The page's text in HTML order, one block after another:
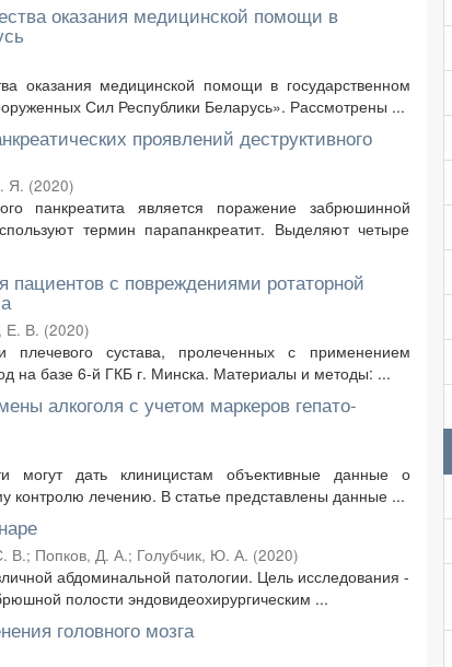
оказания медицинской помощи в
оказания медицинской помощи в государственном
Сил Республики Беларусь». Рассмотрены ...
проявлений деструктивного
Я. (2020)
панкреатита является поражение забрюшинной
термин парапанкреатит. Выделяют четыре
пациентов с повреждениями ротаторной
Е. В. (2020)
плечевого сустава, пролеченных с применением
на базе 6-й ГКБ г. Минска. Материалы и методы: ...
алкоголя с учетом маркеров гепато-
могут дать клиницистам объективные данные о
контролю лечению. В статье представлены данные ...
В.; Попков, Д. А.; Голубчик, Ю. А. (2020)
абдоминальной патологии. Цель исследования -
полости эндовидеохирургическим ...
головного мозга